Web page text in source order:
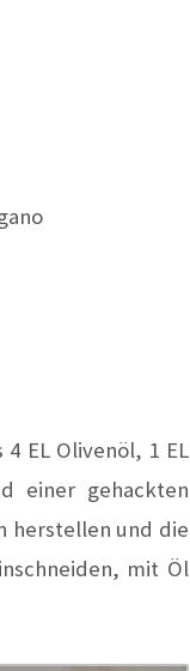
4 EL Olivenöl, 1 EL
einer gehackten
herstellen und die
mit Öl